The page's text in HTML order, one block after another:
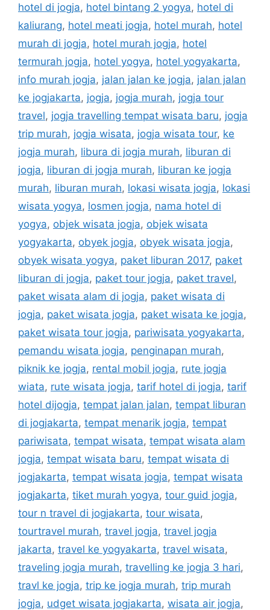
hotel di jogja, hotel bintang 2 yogya, hotel di
kaliurang, hotel meati jogja, hotel murah, hotel
murah di jogja, hotel murah jogja, hotel
termurah jogja, hotel yogya, hotel yogyakarta,
info murah jogja, jalan jalan ke jogja, jalan jalan
ke jogjakarta, jogja, jogja murah, jogja tour
travel, jogja travelling tempat wisata baru, jogja
trip murah, jogja wisata, jogja wisata tour, ke
jogja murah, libura di jogja murah, liburan di
jogja, liburan di jogja murah, liburan ke jogja
murah, liburan murah, lokasi wisata jogja, lokasi
wisata yogya, losmen jogja, nama hotel di
yogya, objek wisata jogja, objek wisata
yogyakarta, obyek jogja, obyek wisata jogja,
obyek wisata yogya, paket liburan 2017, paket
liburan di jogja, paket tour jogja, paket travel,
paket wisata alam di jogja, paket wisata di
jogja, paket wisata jogja, paket wisata ke jogja,
paket wisata tour jogja, pariwisata yogyakarta,
pemandu wisata jogja, penginapan murah,
piknik ke jogja, rental mobil jogja, rute jogja
wiata, rute wisata jogja, tarif hotel di jogja, tarif
hotel dijogja, tempat jalan jalan, tempat liburan
di jogjakarta, tempat menarik jogja, tempat
pariwisata, tempat wisata, tempat wisata alam
jogja, tempat wisata baru, tempat wisata di
jogjakarta, tempat wisata jogja, tempat wisata
jogjakarta, tiket murah yogya, tour guid jogja,
tour n travel di jogjakarta, tour wisata,
tourtravel murah, travel jogja, travel jogja
jakarta, travel ke yogyakarta, travel wisata,
traveling jogja murah, travelling ke jogja 3 hari,
travl ke jogja, trip ke jogja murah, trip murah
jogja, udget wisata jogjakarta, wisata air jogja,